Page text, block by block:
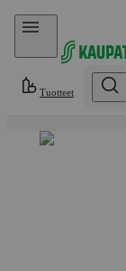
Hyppää sisältöön
Tuotteet